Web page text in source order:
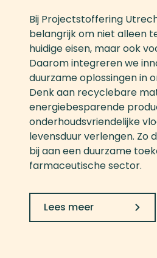
Bij Projectstoffering
belangrijk om niet alleen
huidige eisen, maar ook
Daarom integreren we
duurzame oplossingen in
Denk aan recyclebare
energiebesparende
onderhoudsvriendelijke
levensduur verlengen. Zo
bij aan een duurzame
farmaceutische sector.
Lees meer